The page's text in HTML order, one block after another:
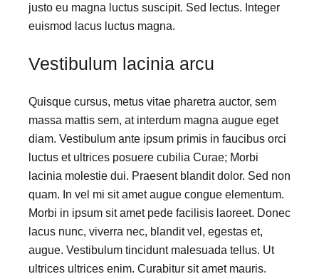
justo eu magna luctus suscipit. Sed lectus. Integer
euismod lacus luctus magna.
Vestibulum lacinia arcu
Quisque cursus, metus vitae pharetra auctor, sem
massa mattis sem, at interdum magna augue eget
diam. Vestibulum ante ipsum primis in faucibus orci
luctus et ultrices posuere cubilia Curae; Morbi
lacinia molestie dui. Praesent blandit dolor. Sed non
quam. In vel mi sit amet augue congue elementum.
Morbi in ipsum sit amet pede facilisis laoreet. Donec
lacus nunc, viverra nec, blandit vel, egestas et,
augue. Vestibulum tincidunt malesuada tellus. Ut
ultrices ultrices enim. Curabitur sit amet mauris.